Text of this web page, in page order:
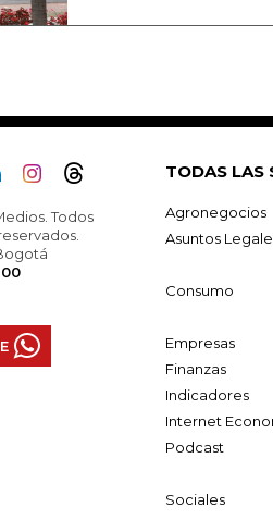
Todos
TODAS LAS
Agronegocios
Asuntos
Consumo
Empresas
Finanzas
Indicadores
Internet
Podcast
Sociales